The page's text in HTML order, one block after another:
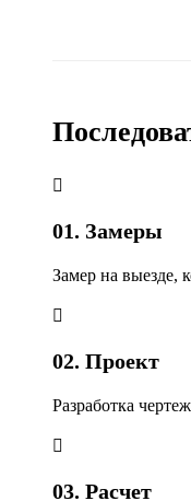
01. Замеры
Замер на выезде,
02. Проект
Разработка
03. Расчет